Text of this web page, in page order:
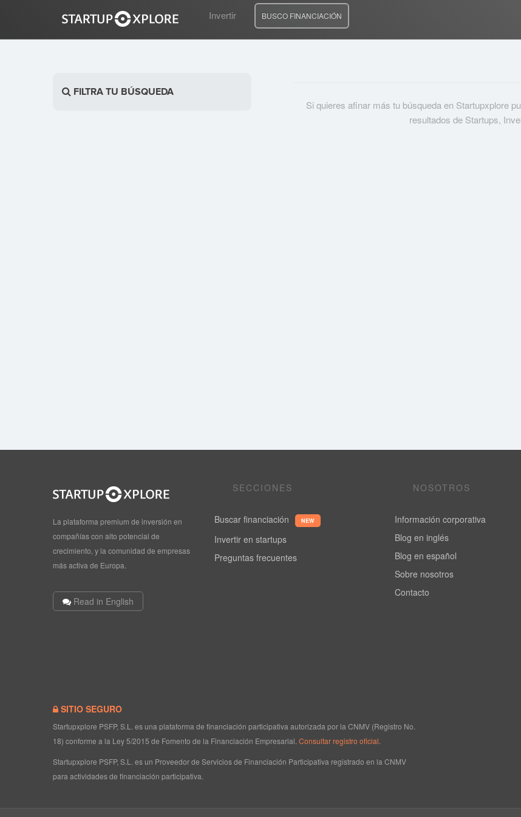
Invertir BUSCO FINANCIACIÓN
FILTRA TU BÚSQUEDA
Si quieres afinar más tu búsqueda en Startupxplore
resultados de Startups,
La plataforma premium de inversión en
compañías con alto potencial de
crecimiento, y la comunidad de empresas
más activa de Europa.
Read in English
SECCIONES
Buscar financiación NEW
Invertir en startups
Preguntas frecuentes
NOSOTROS
Información corporativa
Blog en inglés
Blog en español
Sobre nosotros
Contacto
SITIO SEGURO
Startupxplore PSFP, S.L. es una plataforma de financiación participativa autorizada por la CNMV (Registro No.
18) conforme a la Ley 5/2015 de Fomento de la Financiación Empresarial. Consultar registro oficial
Startupxplore PSFP, S.L. es un Proveedor de Servicios de Financiación Participativa registrado en la CNMV
para actividades de financiación participativa.